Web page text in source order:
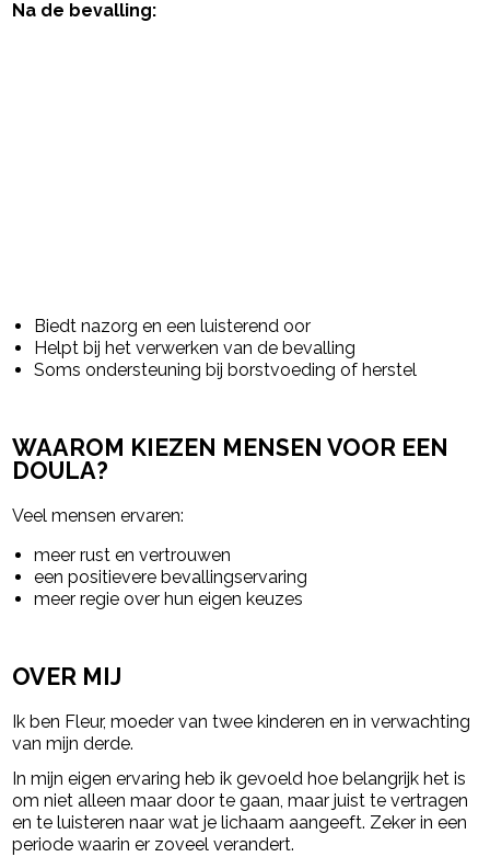
Na de bevalling:
Biedt nazorg en een luisterend oor
Helpt bij het verwerken van de bevalling
Soms ondersteuning bij borstvoeding of herstel
WAAROM KIEZEN MENSEN VOOR EEN
DOULA?
Veel mensen ervaren:
meer rust en vertrouwen
een positievere bevallingservaring
meer regie over hun eigen keuzes
OVER MIJ
Ik ben Fleur, moeder van twee kinderen en in verwachting
van mijn derde.
In mijn eigen ervaring heb ik gevoeld hoe belangrijk het is
om niet alleen maar door te gaan, maar juist te vertragen
en te luisteren naar wat je lichaam aangeeft. Zeker in een
periode waarin er zoveel verandert.